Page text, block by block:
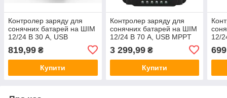
Контролер заряду для
сонячних батарей на ШІМ
12/24 В 30 А, USB
819,99 ₴
Купити
Контролер заряду для
сонячних батарей на ШІМ
12/24 В 70 А, USB MPPT
3 299,99₴
Купити
12/